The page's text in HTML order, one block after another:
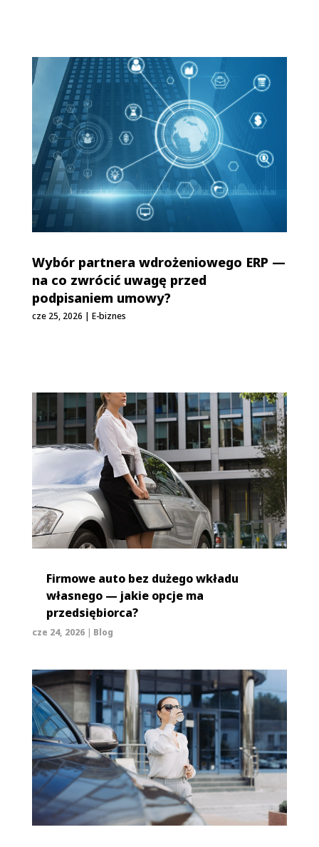
Wybór partnera wdrożeniowego ERP —
na co zwrócić uwagę przed
podpisaniem umowy?
cze 25, 2026 | E-biznes
Firmowe auto bez dużego wkładu
własnego — jakie opcje ma
przedsiębiorca?
cze 24, 2026| Blog